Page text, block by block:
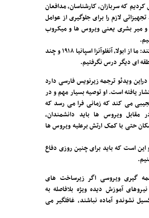
که سربازان، کارشناسان، مدافعان
لازم را برای جلوگیری از عوامل
میر بشری یعنی ویروس ها و میکروب
او اعلام می کند: ما از ابولا، آنفلوآنزا اسپانیا ١٩١٨ و چند
ای دیگر درس نگرفتیم.
ویدئو ترجمه زیرنویس فارسی دارد
يافته است. او توصیه بسیار مهم و در
می کند که زمانی فرا می رسد که
مقابل ویروس ها باید دانشمندان،
حتی با کمک ارتش برعلیه ویروس ها
این است که باید برای چنین روزی دفاع
گیری ویروسی اگر زیرساخت های
آموزش دیده ویژه بلافاصله به
نشوندو آماده نباشند، غافلگیر می